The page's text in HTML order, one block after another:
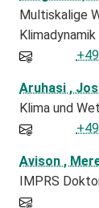
Multiskalige
Aruhasi ,
Klima und
Avison ,
IMPRS